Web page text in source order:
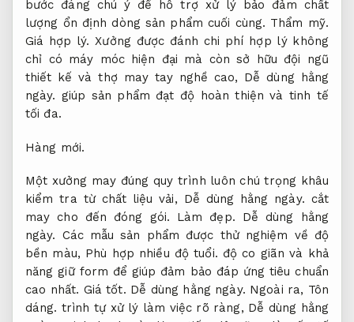
bước đáng chú ý để hỗ trợ xử lý bảo đảm chất
lượng ổn định dòng sản phẩm cuối cùng. Thẩm mỹ.
Giá hợp lý. Xưởng được đánh chi phí hợp lý không
chỉ có máy móc hiện đại mà còn sở hữu đội ngũ
thiết kế và thợ may tay nghề cao, Dễ dùng hằng
ngày. giúp sản phẩm đạt độ hoàn thiện và tinh tế
tối đa.
Hàng mới.
Một xưởng may đúng quy trình luôn chú trọng khâu
kiểm tra từ chất liệu vải, Dễ dùng hằng ngày. cắt
may cho đến đóng gói. Làm đẹp.
Dễ dùng hằng
ngày. Các mẫu sản phẩm được thử nghiệm về độ
bền màu, Phù hợp nhiều độ tuổi. độ co giãn và khả
năng giữ form để giúp đảm bảo đáp ứng tiêu chuẩn
cao nhất. Giá tốt. Dễ dùng hằng ngày. Ngoài ra, Tôn
dáng. trình tự xử lý làm việc rõ ràng, Dễ dùng hằng